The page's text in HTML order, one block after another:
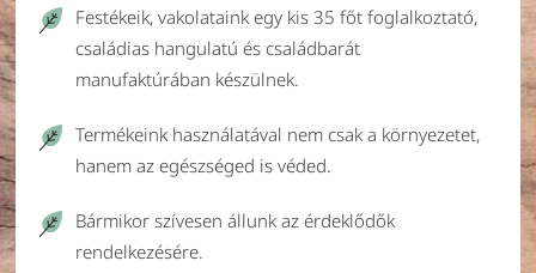
Festékeik, vakolataink egy kis 35 főt foglalkoztató,
családias hangulatú és családbarát
manufaktúrában készülnek.
Termékeink használatával nem csak a környezetet,
hanem az egészséged is véded.
Bármikor szívesen állunk az érdeklődők
rendelkezésére.